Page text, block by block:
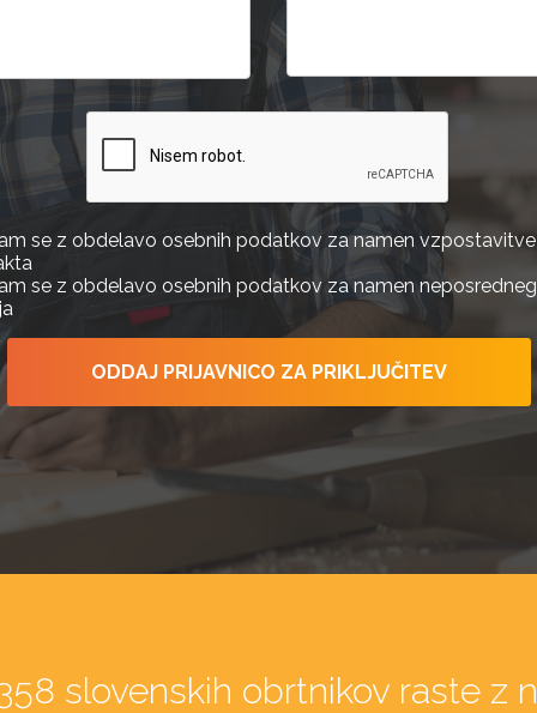
se z obdelavo osebnih podatkov za namen vzpostavitve
se z obdelavo osebnih podatkov za namen
ODDAJ PRIJAVNICO ZA PRIKLJUČITEV
slovenskih obrtnikov raste z